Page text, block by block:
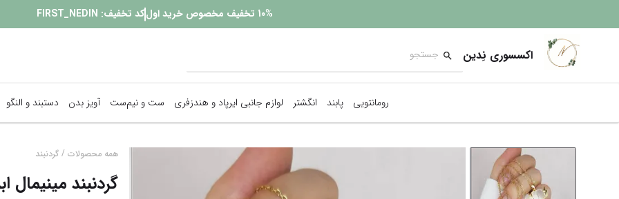
10% تخفیف مخصوص خرید اولکد تخفیف: FIRST_NEDIN
اکسسوری نِدین
رومانتویی پابند انگشتر لوازم جانبی ایرپاد و هندزفری ست و نیم‌ست آویز بدن
پیرسینگ
زنجیر بدن
دستبند و النگو
همه محصولات / گردنبند
گردنبند مینیمال